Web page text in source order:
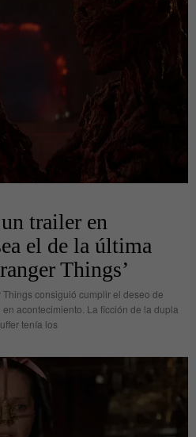
trailer en
el de la última
Things’
consiguió cumplir el deseo de
acontecimiento. La ficción de la dupla
tenía los